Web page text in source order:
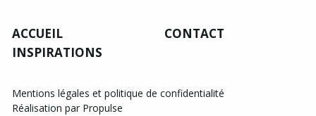
ACCUEIL
INSPIRATIONS
CONTACT
Mentions légales et politique de confidentialité
Réalisation par Propulse